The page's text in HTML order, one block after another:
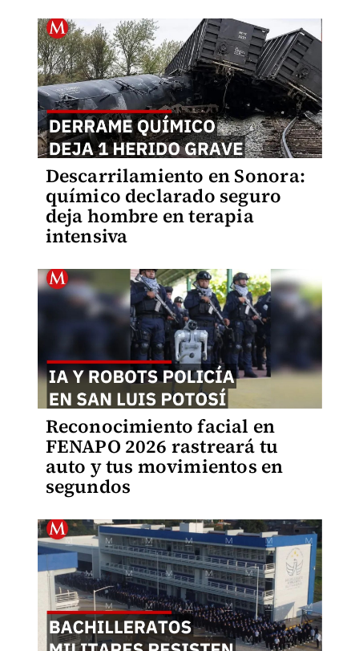
Descarrilamiento en Sonora:
químico declarado seguro
deja hombre en terapia
intensiva
Reconocimiento facial en
FENAPO 2026 rastreará tu
auto y tus movimientos en
segundos